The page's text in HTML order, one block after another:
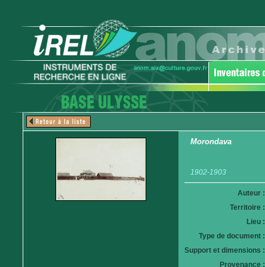
Morondava
1902-1903
Auteur :
Territoire :
Lieu :
Type de document :
Support et dimensions :
Provenance :